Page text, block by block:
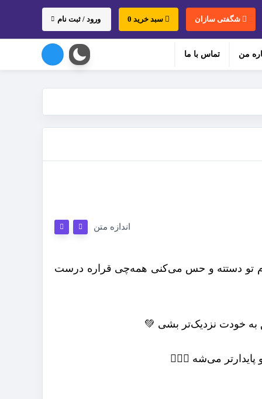
ورود / ثبت نام سبد خرید 0 شگفتی سازان
من تماس با ما
اندازه متن
تو دستته و حس می‌کنی همه‌چی قراره درست
خودت نزدیک‌تر بشی 💚
می‌شه 🧘‍♀️✨